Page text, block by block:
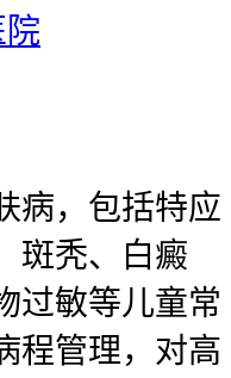
病，包括特应
斑秃、白癜
过敏等儿童常
程管理，对高